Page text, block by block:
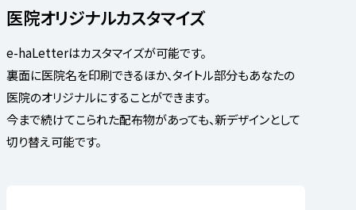
医院オリジナルカスタマイズ
e-haLetterはカスタマイズが可能です。
裏面に医院名を印刷できるほか、タイトル部分もあなたの
医院のオリジナルにすることができます。
今まで続けてこられた配布物があっても、新デザインとして
切り替え可能です。